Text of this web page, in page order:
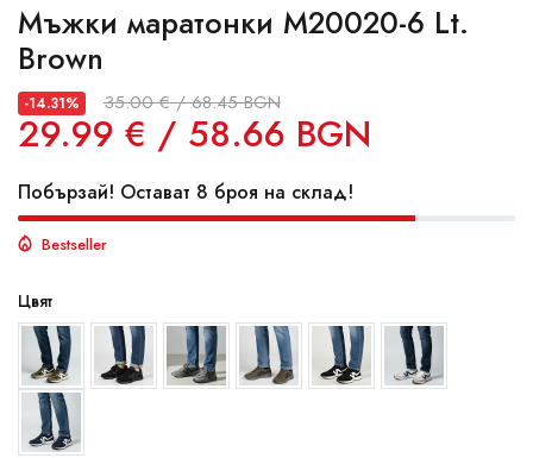
Мъжки маратонки M20020-6 Lt.
Brown
-14.31% 35.00 € / 68.45 BGN
29.99 € / 58.66 BGN
Побързай! Остават 8 броя на склад!
Bestseller
Цвят